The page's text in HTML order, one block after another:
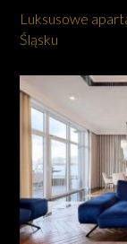
Luksusowe
Śląsku